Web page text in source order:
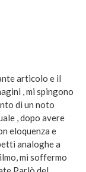
articolo e il
, mi spingono
di un noto
, dopo avere
eloquenza e
analoghe a
mi soffermo